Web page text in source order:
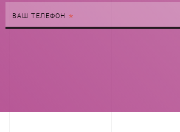
ВАШ ТЕЛЕФОН
0XX